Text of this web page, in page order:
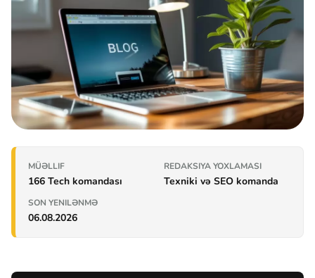
MÜƏLLIF
166 Tech komandası
REDAKSIYA YOXLAMASI
Texniki və SEO komanda
SON YENILƏNMƏ
06.08.2026